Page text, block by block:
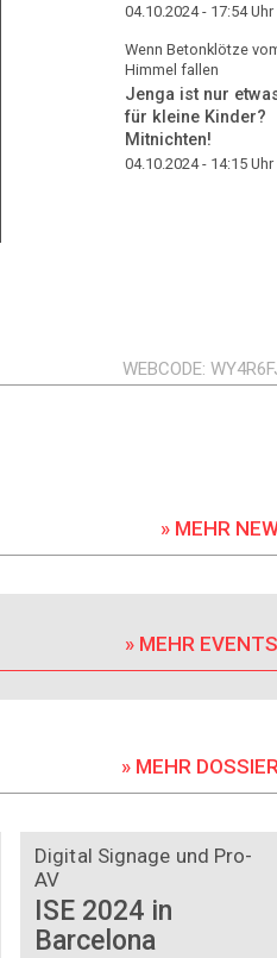
04.10.2024 - 17:54Uhr
Wenn Betonklötze
Himmel fallen
Jenga ist nur
für kleine Kinder?
Mitnichten!
04.10.2024 - 14:15 Uhr
WEBCODE
» MEHR
» MEHR EVENTS
» MEHR
Digital Signage und Pro-
AV
ISE 2024 in
Barcelona